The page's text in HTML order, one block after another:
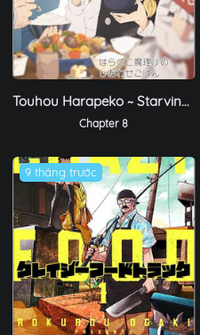
Touhou Harapeko ~ Starving Marisa's Blessed Meal
Chapter 8
9 tháng trước